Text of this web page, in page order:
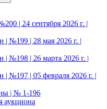
| 24 сентября 2026 г. |
№199 | 28 мая 2026 г. |
№198 | 26 марта 2026 г. |
№197 | 05 февраля 2026 г. |
| № 1-196
аукциона